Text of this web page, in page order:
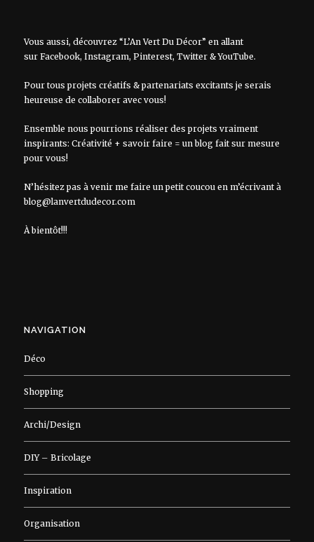
Vous aussi, découvrez “L’An Vert Du Décor” en allant
sur Facebook, Instagram, Pinterest, Twitter&YouTube.
Pour tous projets créatifs & partenariats excitants je serais
heureuse de collaborer avec vous!
Ensemble nous pourrions réaliser des projets vraiment
inspirants: Créativité + savoir faire = un blog fait sur mesure
pour vous!
N’hésitez pas à venir me faire un petit coucou en m’écrivant à
blog@lanvertdudecor.com
À bientôt!!!
NAVIGATION
Déco
Shopping
Archi/Design
DIY – Bricolage
Inspiration
Organisation